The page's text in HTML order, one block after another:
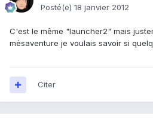
Posté(e) 18 janvier 2012
C'est le même "launcher2" mais
mésaventure je voulais savoir si
Citer